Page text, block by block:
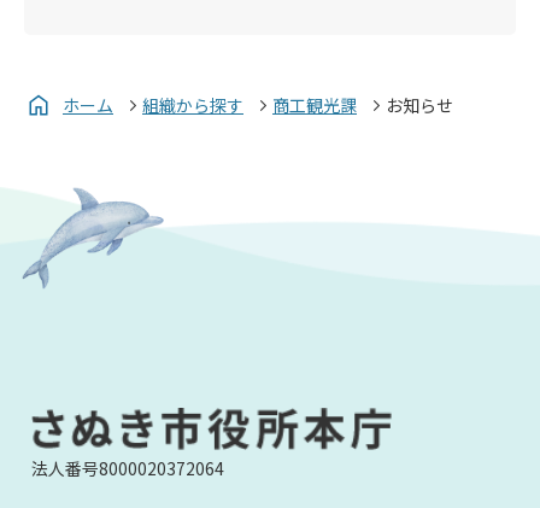
ホーム 組織から探す 商工観光課 お知らせ
法人番号8000020372064